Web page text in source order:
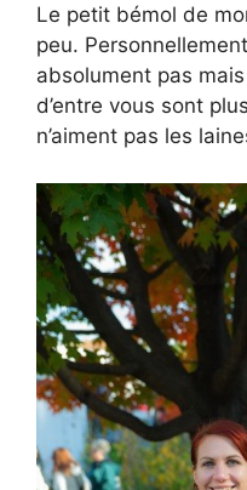
Le petit bémol de
peu.
absolument pas
d’entre vous sont
n’aiment pas les